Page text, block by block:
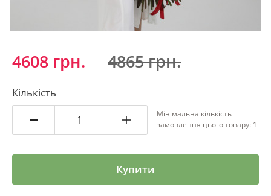
4608 грн. 4865 грн.
Кількість
Мінімальна кількість
замовлення цього товару: 1
Купити